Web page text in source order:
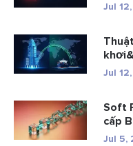
Jul
Jul
Soft
cấp
Jul 5,